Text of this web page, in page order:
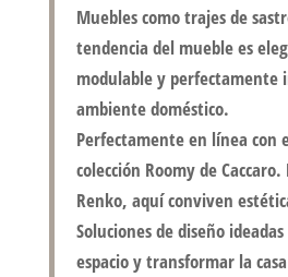
Muebles como trajes de
tendencia del mueble es
modulable y perfectamente
ambiente doméstico.
Perfectamente en línea con
colección Roomy de
Renko, aquí conviven
Soluciones de diseño
espacio y transformar la